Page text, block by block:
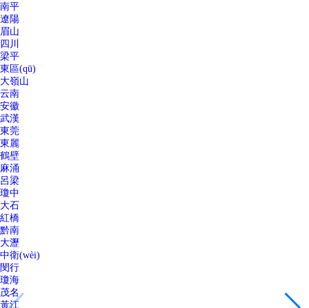
南平
遼陽
眉山
四川
梁平
東區(qū)
大嶺山
云南
安徽
武漢
東莞
東麗
鶴壁
麻涌
呂梁
瓊中
大石
紅橋
黔南
大瀝
中衛(wèi)
閔行
瓊海
茂名
黃江